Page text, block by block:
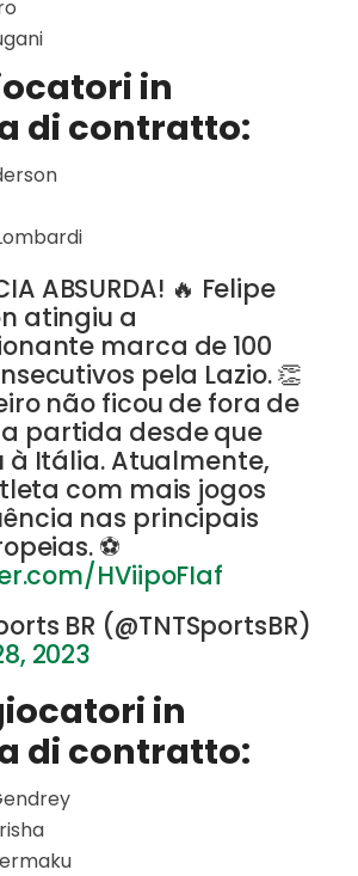
in
di contratto:
ABSURDA! 🔥 Felipe
atingiu a
marca de 100
pela Lazio. 👏
não ficou de fora de
partida desde que
à Itália. Atualmente,
com mais jogos
nas principais
⚽
HViipoFIaf
BR (@TNTSportsBR)
2023
in
di contratto: